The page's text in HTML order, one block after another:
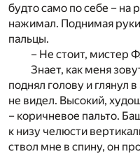
будто само по себе – на
нажимал. Поднимая
пальцы.
– Не стоит, мистер
Знает, как меня
поднял голову и глянул
не видел. Высокий,
– коричневое пальто.
к низу челюсти
ствол мне в спину, он